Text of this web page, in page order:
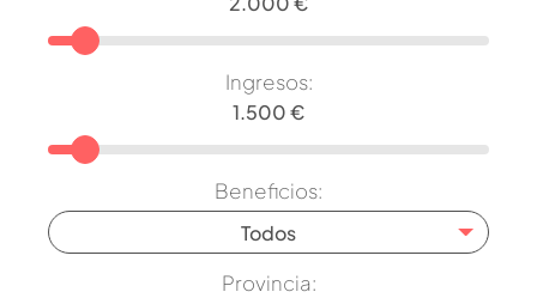
Ingresos:
Beneficios:
Todos
Provincia: